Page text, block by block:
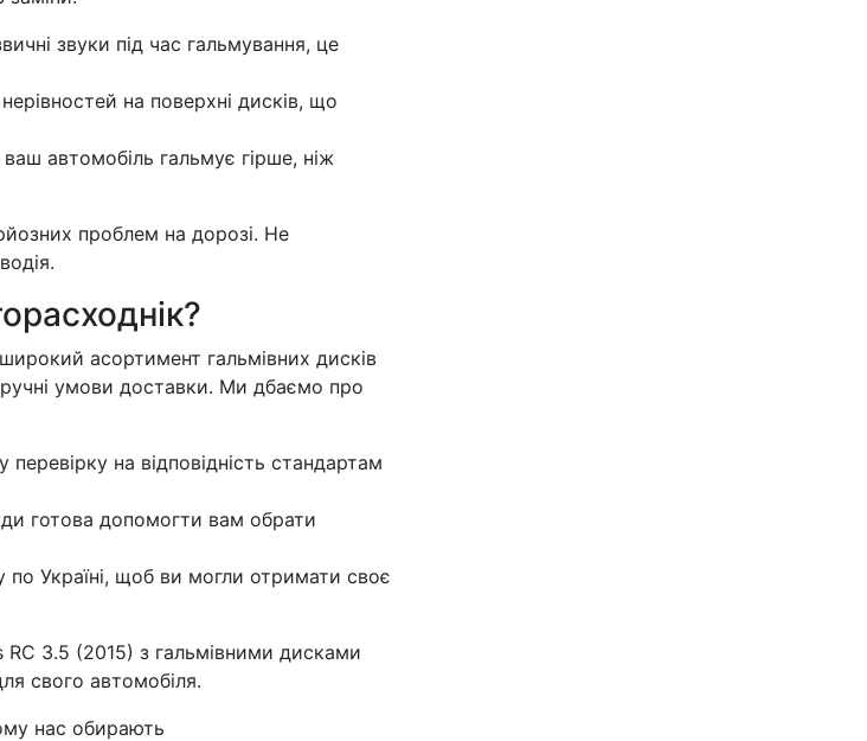
звуки під час гальмування, це
на поверхні дисків, що
автомобіль гальмує гірше, ніж
проблем на дорозі. Не
асортимент гальмівних дисків
умови доставки. Ми дбаємо про
на відповідність стандартам
готова допомогти вам обрати
Україні, щоб ви могли отримати своє
RC 3.5 (2015) з гальмівними дисками
свого автомобіля.
нас обирають